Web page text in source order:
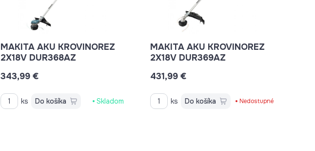
MAKITA AKU KROVINOREZ
2X18V DUR368AZ
343,99 €
ks Do košíka Skladom
MAKITA AKU KROVINOREZ
2X18V DUR369AZ
431,99 €
ks Do košíka Nedostupné